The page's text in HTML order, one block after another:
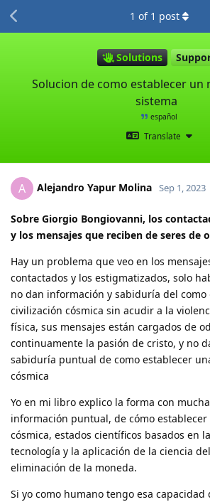
Solutions
Solucion de como establecer un
sistema
español
Translate
1 of 1 post
A Alejandro Yapur Molina Sep 1, 2023
Sobre Giorgio Bongiovanni, los
y los mensajes que reciben de seres de
Hay un problema que veo en los
contactados y los estigmatizados, solo
no dan información y sabiduría del como
civilización cósmica sin acudir a la
física, sus mensajes están cargados de
continuamente la pasión de cristo, y no
sabiduría puntual de como establecer
cósmica
Yo en mi libro explico la forma con
información puntual, de cómo
cósmica, estados científicos basados en
tecnología y la aplicación de la ciencia
eliminación de la moneda.
Si yo como humano tengo esa